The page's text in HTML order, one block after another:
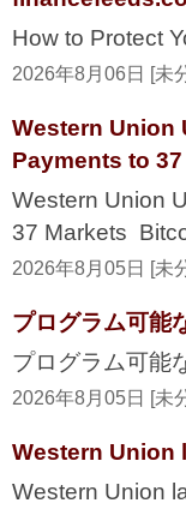
How to Protect
2026年8月06日 [未
Western Union
Payments to
Western Union
37 Markets
2026年8月05日 [未
プログラム可能
プログラム可能
2026年8月05日 [未
Western Union
Western Union